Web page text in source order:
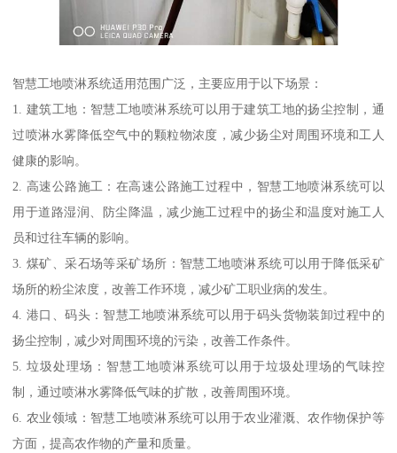
智慧工地喷淋系统适用范围广泛，主要应用于以下场景：
1. 建筑工地：智慧工地喷淋系统可以用于建筑工地的扬尘控制，通
过喷淋水雾降低空气中的颗粒物浓度，减少扬尘对周围环境和工人
健康的影响。
2. 高速公路施工：在高速公路施工过程中，智慧工地喷淋系统可以
用于道路湿润、防尘降温，减少施工过程中的扬尘和温度对施工人
员和过往车辆的影响。
3. 煤矿、采石场等采矿场所：智慧工地喷淋系统可以用于降低采矿
场所的粉尘浓度，改善工作环境，减少矿工职业病的发生。
4. 港口、码头：智慧工地喷淋系统可以用于码头货物装卸过程中的
扬尘控制，减少对周围环境的污染，改善工作条件。
5. 垃圾处理场：智慧工地喷淋系统可以用于垃圾处理场的气味控
制，通过喷淋水雾降低气味的扩散，改善周围环境。
6. 农业领域：智慧工地喷淋系统可以用于农业灌溉、农作物保护等
方面，提高农作物的产量和质量。